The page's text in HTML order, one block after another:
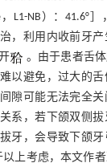
L1-NB）：41.6°］
，利用内收前牙
。由于患者舌
以避免，过大的
隙可能无法完全
系，若下颌双侧
牙，会导致下颌
以上考虑，本文作